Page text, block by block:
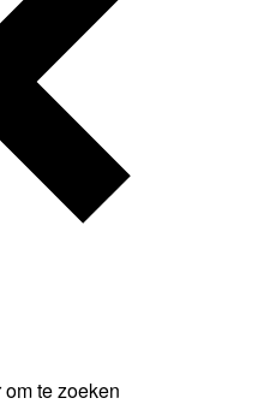
te zoeken